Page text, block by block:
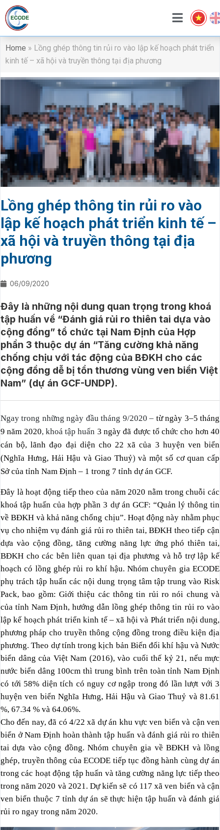
Home » Lồng ghép thông tin rủi ro vào lập kế hoạch phát triển
kinh tế – xã hội và truyền thông tại địa phương
Lồng ghép thông tin rủi ro vào
lập kế hoạch phát triển kinh tế –
xã hội và truyền thông tại địa
phương
06/09/2020
Đây là những nội dung quan trọng trong khoá
tập huấn về “Đánh giá rủi ro thiên tai dựa vào
cộng đồng” tổ chức tại Nam Định của Hợp
phần 3 thuộc dự án “Tăng cường khả năng
chống chịu với tác động của BĐKH cho các
cộng đồng dễ bị tổn thương vùng ven biển Việt
Nam” (dự án GCF-UNDP).
Ngay trong những ngày đầu tháng 9/2020 – từ ngày 3–5 tháng
9 năm 2020, khoá tập huấn 3 ngày đã được tổ chức cho hơn 40
cán bộ, lãnh đạo đại diện cho 22 xã của 3 huyện ven biển
(Nghĩa Hưng, Hải Hậu và Giao Thuỷ) và một số cơ quan cấp
Sở của tỉnh Nam Định – 1 trong 7 tỉnh dự án GCF.
Đây là hoạt động tiếp theo của năm 2020 nằm trong chuỗi các
khoá tập huấn của hợp phần 3 dự án GCF: “Quản lý thông tin
về BĐKH và khả năng chống chịu”. Hoạt động này nhằm phục
vụ cho nhiệm vụ đánh giá rủi ro thiên tai, BĐKH theo tiếp cận
dựa vào cộng đồng, tăng cường năng lực ứng phó thiên tai,
BĐKH cho các bên liên quan tại địa phương và hỗ trợ lập kế
hoạch có lồng ghép rủi ro khí hậu. Nhóm chuyên gia ECODE
phụ trách tập huấn các nội dung trọng tâm tập trung vào Risk
Pack, bao gồm: Giới thiệu các thông tin rủi ro nói chung và
của tỉnh Nam Định, hướng dẫn lồng ghép thông tin rủi ro vào
lập kế hoạch phát triển kinh tế – xã hội và Phát triển nội dung,
phương pháp cho truyền thông cộng đồng trong điều kiện địa
phương. Theo dự tính trong kịch bản Biến đổi khí hậu và Nước
biển dâng của Việt Nam (2016), vào cuối thế kỷ 21, nếu mực
nước biển dâng 100cm thì trung bình trên toàn tỉnh Nam Định
có tới 58% diện tích có nguy cơ ngập trong đó lần lượt với 3
huyện ven biển Nghĩa Hưng, Hải Hậu và Giao Thuỷ và 81.61
%, 67.34 % và 64.06%.
Cho đến nay, đã có 4/22 xã dự án khu vực ven biển và cận ven
biển ở Nam Định hoàn thành tập huấn và đánh giá rủi ro thiên
tai dựa vào cộng đồng. Nhóm chuyên gia về BĐKH và lồng
ghép, truyền thông của ECODE tiếp tục đồng hành cùng dự án
trong các hoạt động tập huấn và tăng cường năng lực tiếp theo
trong năm 2020 và 2021. Dự kiến sẽ có 117 xã ven biển và cận
ven biển thuộc 7 tỉnh dự án sẽ thực hiện tập huấn và đánh giá
rủi ro ngay trong năm 2020.